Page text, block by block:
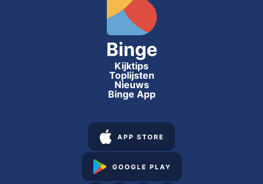
Kijktips
Toplijsten
Nieuws
Binge App